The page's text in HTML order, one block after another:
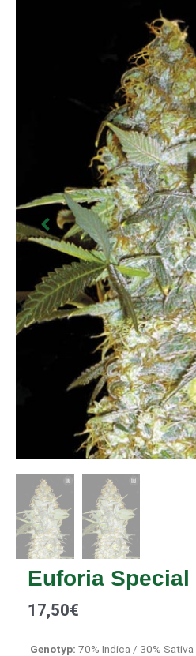
Euforia Special
17,50€
Genotyp: 70% Indica / 30% Sativa